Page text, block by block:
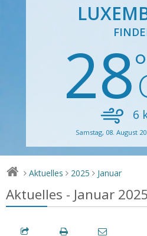
286
Samstag, 08. August
> Aktuelles > 2025 > Januar
Aktuelles - Januar 2025